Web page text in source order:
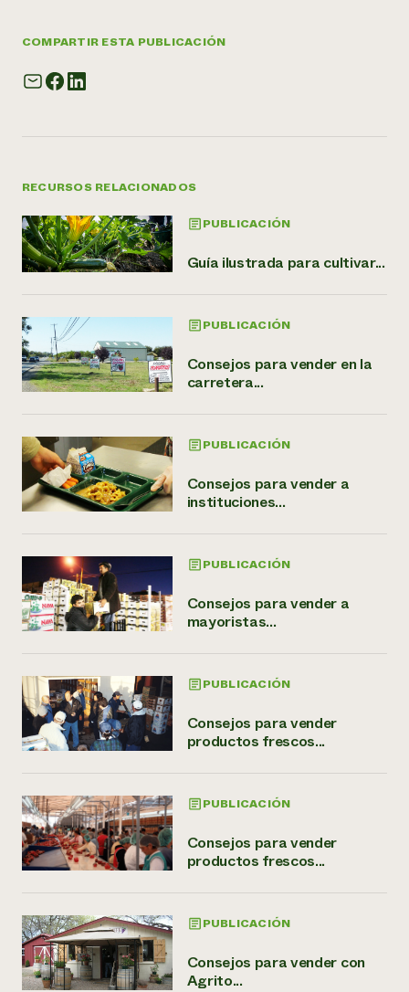
COMPARTIR ESTA PUBLICACIÓN
RECURSOS RELACIONADOS
PUBLICACIÓN
Guía ilustrada para cultivar...
PUBLICACIÓN
Consejos para vender en la
carretera...
PUBLICACIÓN
Consejos para vender a
instituciones...
PUBLICACIÓN
Consejos para vender a
mayoristas...
PUBLICACIÓN
Consejos para vender
productos frescos...
PUBLICACIÓN
Consejos para vender
productos frescos...
PUBLICACIÓN
Consejos para vender con
Agrito...